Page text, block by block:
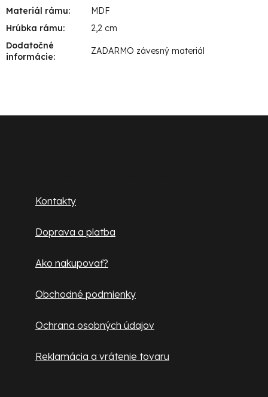
Materiál rámu:
MDF
Hrúbka rámu:
2,2 cm
Dodatočné
informácie:
ZADARMO závesný materiál
Kontakty
Doprava a platba
Ako nakupovať?
Obchodné podmienky
Ochrana osobných údajov
Reklamácia a vrátenie tovaru